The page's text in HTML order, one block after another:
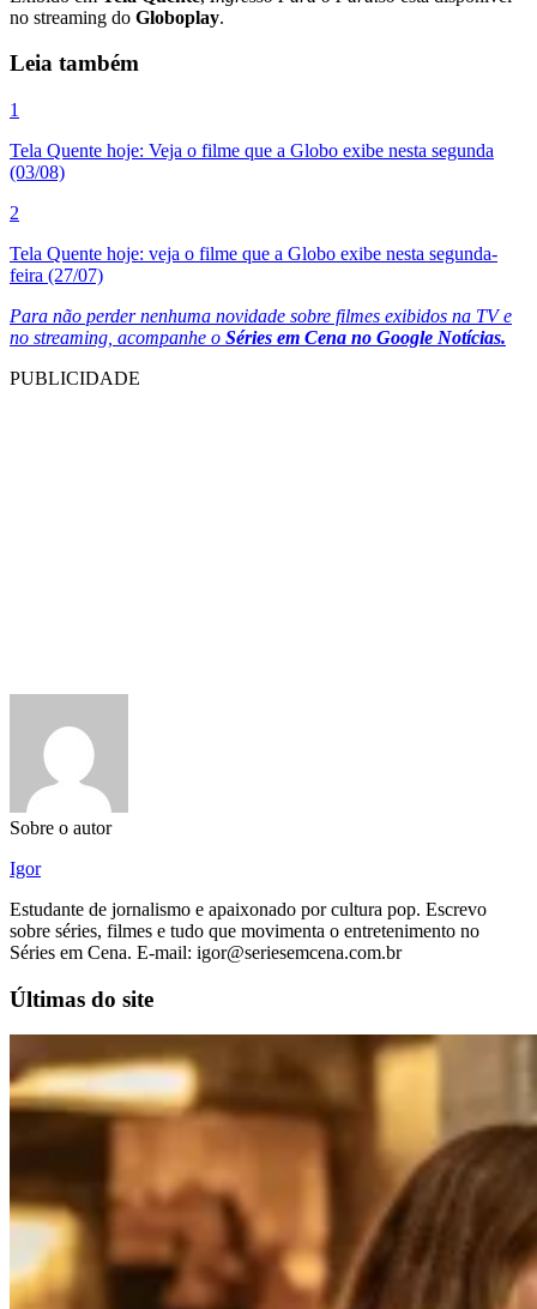
no streaming do Globoplay.
Leia também
1
Tela Quente hoje: Veja o filme que a Globo exibe nesta segunda
(03/08)
2
Tela Quente hoje: veja o filme que a Globo exibe nesta segunda-
feira (27/07)
Para não perder nenhuma novidade sobre filmes exibidos na TV e
no streaming, acompanhe o Séries em Cena no Google Notícias.
PUBLICIDADE
Sobre o autor
Igor
Estudante de jornalismo e apaixonado por cultura pop. Escrevo
sobre séries, filmes e tudo que movimenta o entretenimento no
Séries em Cena. E-mail: igor@seriesemcena.com.br
Últimas do site